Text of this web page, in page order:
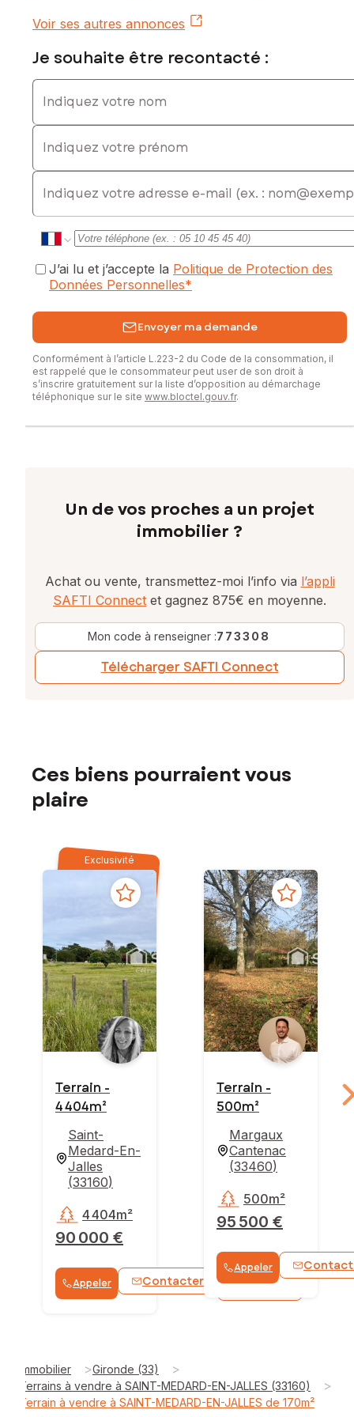
L’ACCOMPAGNEMENT EN PLUS :
du projet.
Les informations sur les risques auxquels ce bien est
exposé sont disponibles sur le site Géorisques :
www.georisques.gouv.fr
Prix de vente : 99 000 €
Honoraires charge vendeur
Contactez votre conseiller SAFTI : Céline DELPORTE, Tél. :
0616246762, E-mail : celine.delporte@safti.fr - EI - Agent
commercial immatriculé au RSAC de BORDEAUX sous le
Voir ses autres annonces
Je souhaite être recontacté :
Indiquez votre nom
Indiquez votre prénom
E-mail
J’ai lu et j’accepte la Politique de Protection des
Données Personnelles*
Envoyer ma demande
Conformément à l’article L.223-2 du Code de la consommation, il
est rappelé que le consommateur peut user de son droit à
s’inscrire gratuitement sur la liste d’opposition au démarchage
téléphonique sur le site www.bloctel.gouv.fr.
Un de vos proches a un projet
immobilier ?
Achat ou vente, transmettez-moi l’info via l’appli
SAFTI Connect et gagnez 875€ en moyenne.
Mon code à renseigner :773308
Télécharger SAFTI Connect
Ces biens pourraient vous
plaire
Exclusivité
Terrain -
4 404m²
Saint-
Medard-En-
Jalles
(33160)
90 000 €
4 404m²
Appeler Contacter WhatsApp
Terrain -
500m²
Margaux
Cantenac
(33460)
95 500 €
500m²
Appeler
Immobilier >Gironde (33) >
Terrains à vendre à SAINT-MEDARD-EN-JALLES (33160) >
Terrain à vendre à SAINT-MEDARD-EN-JALLES de 170m²